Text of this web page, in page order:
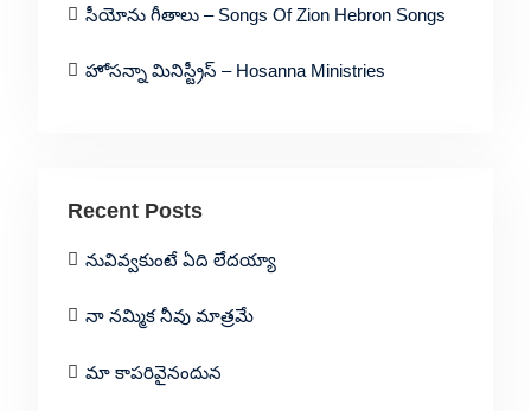
సీయోను గీతాలు – Songs Of Zion Hebron Songs
హోసన్నా మినిస్ట్రీస్ – Hosanna Ministries
Recent Posts
నువివ్వకుంటే ఏది లేదయ్యా
నా నమ్మిక నీవు మాత్రమే
మా కాపరివైనందున